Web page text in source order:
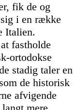
fik de og
i en række
Italien.
fastholde
ortodokse
stadig taler en
de historisk
afvigende